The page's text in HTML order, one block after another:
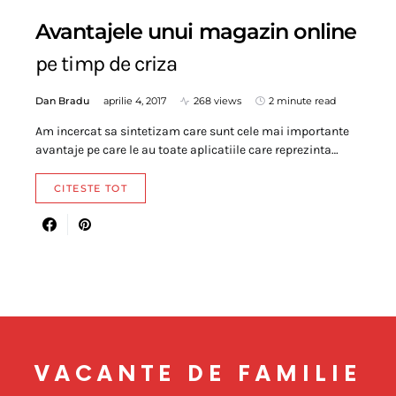
Avantajele unui magazin online
pe timp de criza
Dan Bradu aprilie 4, 2017 268 views 2 minute read
Am incercat sa sintetizam care sunt cele mai importante
avantaje pe care le au toate aplicatiile care reprezinta…
CITESTE TOT
VACANTE DE FAMILIE